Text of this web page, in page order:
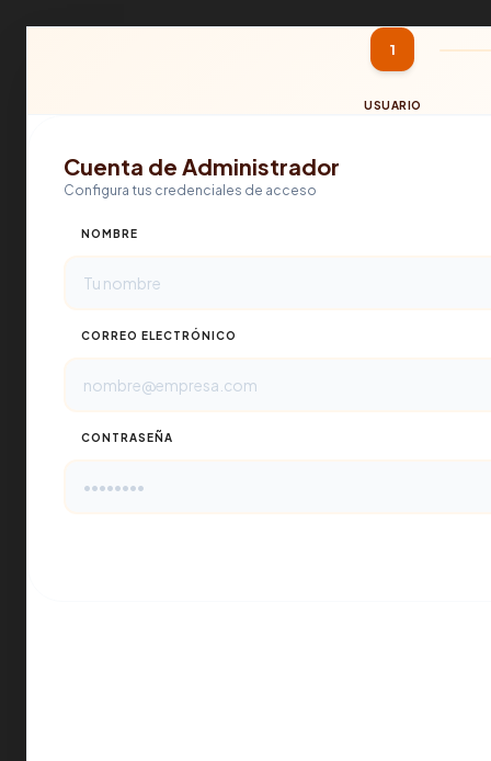
1
USUARIO
Cuenta de Administrador
Configura tus credenciales de acceso
NOMBRE
CORREO ELECTRÓNICO
CONTRASEÑA